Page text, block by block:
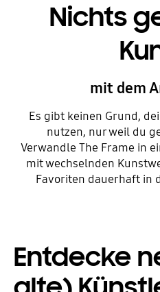
Nichts
mit dem
Es gibt keinen Grund,
nutzen, nur weil du
Verwandle The Frame in
mit wechselnden
Favoriten dauerhaft in
Entdecke